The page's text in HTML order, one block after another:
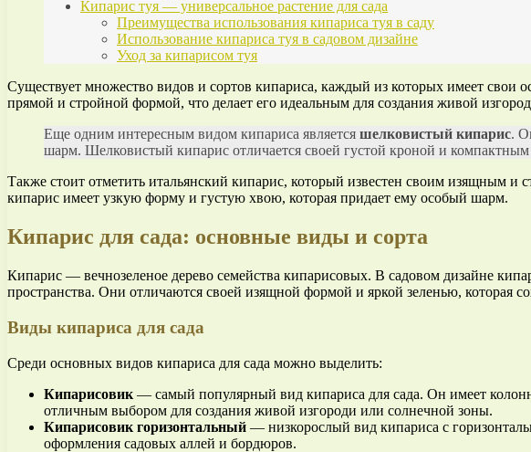
Кипарис туя — универсальное растение для сада
Преимущества использования кипариса туя в саду
Использование кипариса туя в садовом дизайне
Уход за кипарисом туя
Существует множество видов и сортов кипариса, каждый из которых имеет свои
прямой и стройной формой, что делает его идеальным для создания живой
Еще одним интересным видом кипариса является шелковистый кипарис.
шарм. Шелковистый кипарис отличается своей густой кроной и компактным
Также стоит отметить итальянский кипарис, который известен своим изящным и
кипарис имеет узкую форму и густую хвою, которая придает ему особый шарм.
Кипарис для сада: основные виды и сорта
Кипарис — вечнозеленое дерево семейства кипарисовых. В садовом дизайне
пространства. Они отличаются своей изящной формой и яркой зеленью, которая
Виды кипариса для сада
Среди основных видов кипариса для сада можно выделить:
Кипарисовик — самый популярный вид кипариса для сада. Он имеет
отличным выбором для создания живой изгороди или солнечной зоны.
Кипарисовик горизонтальный — низкорослый вид кипариса с
оформления садовых аллей и бордюров.